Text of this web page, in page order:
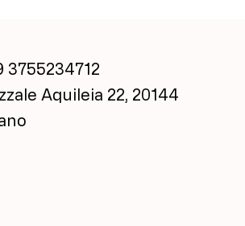
3755234712
Aquileia 22, 20144